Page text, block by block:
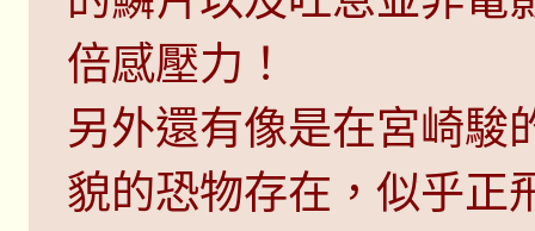
倍感壓力！
另外還有像是在宮崎駿
貌的恐物存在，似乎正